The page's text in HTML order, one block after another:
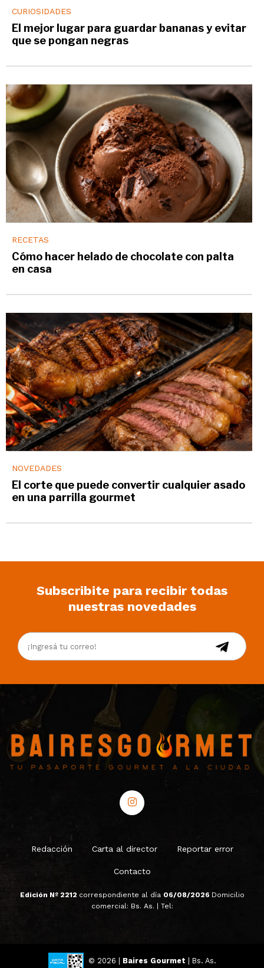
CURIOSIDADES
El mejor lugar para guardar bananas y evitar
que se pongan negras
RECETAS
Cómo hacer helado de chocolate con palta
en casa
NOVEDADES
El corte que puede convertir cualquier asado
en una parrilla gourmet
Subscribite para recibir todas
nuestras novedades
Redacción Carta al director Reportar error
Contacto
Edición Nº 2212 correspondiente al día 06/08/2026 Domicilio
comercial: Bs. As. | Tel:
© 2026 | Baires Gourmet | Bs. As.